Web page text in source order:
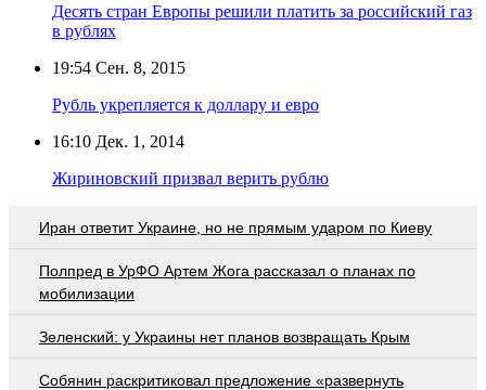
Десять стран Европы решили платить за российский газ
в рублях
19:54 Сен. 8, 2015
Рубль укрепляется к доллару и евро
16:10 Дек. 1, 2014
Жириновский призвал верить рублю
Иран ответит Украине, но не прямым ударом по Киеву
Полпред в УрФО Артем Жога рассказал о планах по
мобилизации
Зеленский: у Украины нет планов возвращать Крым
Собянин раскритиковал предложение «развернуть